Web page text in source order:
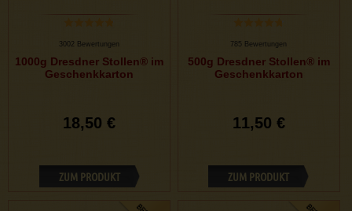
3002 Bewertungen
1000g Dresdner Stollen® im
Geschenkkarton
18,50 €
ZUM PRODUKT
785 Bewertungen
500g Dresdner Stollen® im
Geschenkkarton
11,50 €
ZUM PRODUKT